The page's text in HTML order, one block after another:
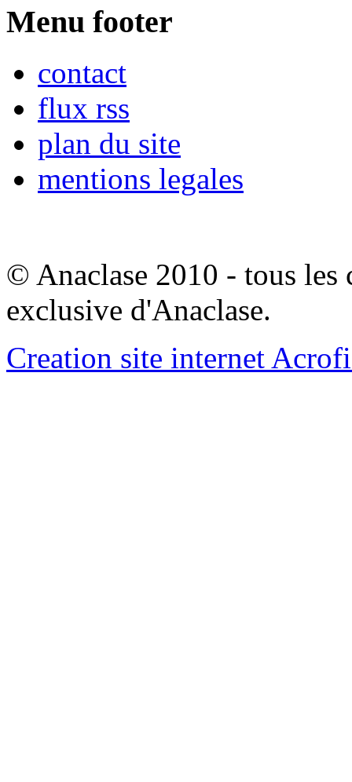
Menu footer
contact
flux rss
plan du site
mentions legales
© Anaclase 2010 - tous les
exclusive d'Anaclase.
Creation site internet